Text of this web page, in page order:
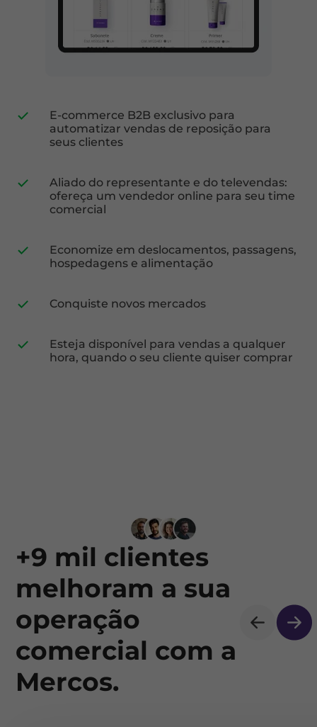
E-commerce B2B exclusivo para
automatizar vendas de reposição para
seus clientes
Aliado do representante e do televendas:
ofereça um vendedor online para seu time
comercial
Economize em deslocamentos, passagens,
hospedagens e alimentação
Conquiste novos mercados
Esteja disponível para vendas a qualquer
hora, quando o seu cliente quiser comprar
+9 mil clientes
melhoram a sua
operação
comercial com a
Mercos.